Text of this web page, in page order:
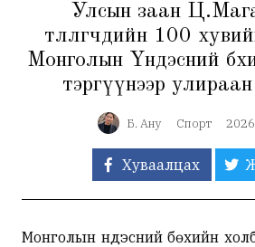
Улсын заан
төлөөлөгчдийн 100
Монголын Үндэсний
тэргүүнээр
Б. Ану Спорт
Хуваалцах
Монголын Үндэсний бөхийн